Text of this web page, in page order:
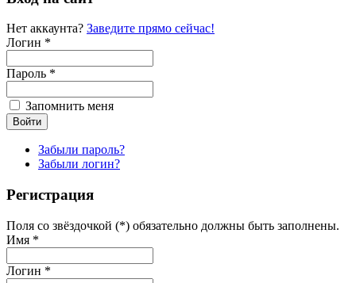
Нет аккаунта? Заведите прямо сейчас!
Логин *
Пароль *
Запомнить меня
Забыли пароль?
Забыли логин?
Регистрация
Поля со звёздочкой (*) обязательно должны быть заполнены.
Имя *
Логин *